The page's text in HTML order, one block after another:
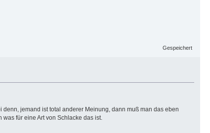
Gespeichert
jemand ist total anderer Meinung, dann muß man das eben
für eine Art von Schlacke das ist.